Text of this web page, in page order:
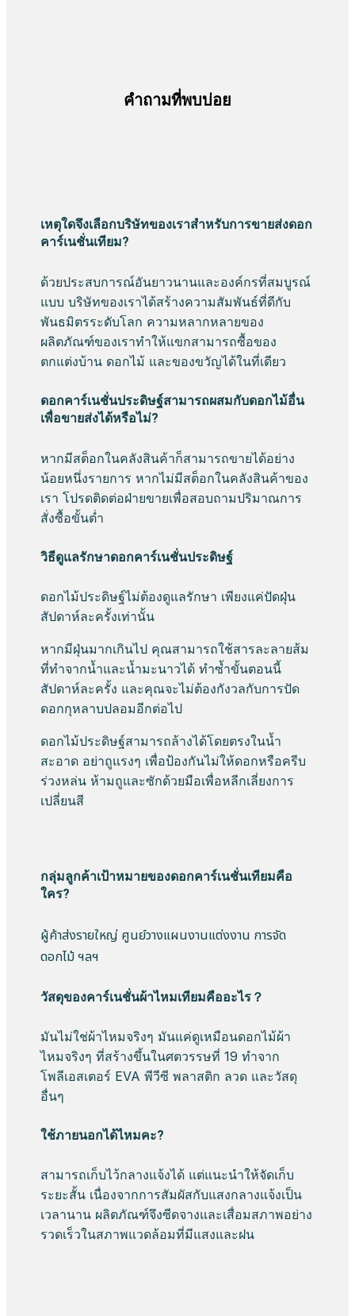
คำถามที่พบบ่อย
เหตุใดจึงเลือกบริษัทของเราสำหรับการขายส่งดอก
คาร์เนชั่นเทียม?
ด้วยประสบการณ์อันยาวนานและองค์กรที่สมบูรณ์
แบบ บริษัทของเราได้สร้างความสัมพันธ์ที่ดีกับ
พันธมิตรระดับโลก ความหลากหลายของ
ผลิตภัณฑ์ของเราทำให้แขกสามารถซื้อของ
ตกแต่งบ้าน ดอกไม้ และของขวัญได้ในที่เดียว
ดอกคาร์เนชั่นประดิษฐ์สามารถผสมกับดอกไม้อื่น
เพื่อขายส่งได้หรือไม่?
หากมีสต็อกในคลังสินค้าก็สามารถขายได้อย่าง
น้อยหนึ่งรายการ หากไม่มีสต็อกในคลังสินค้าของ
เรา โปรดติดต่อฝ่ายขายเพื่อสอบถามปริมาณการ
สั่งซื้อขั้นต่ำ
วิธีดูแลรักษาดอกคาร์เนชั่นประดิษฐ์
ดอกไม้ประดิษฐ์ไม่ต้องดูแลรักษา เพียงแค่ปัดฝุ่น
สัปดาห์ละครั้งเท่านั้น
หากมีฝุ่นมากเกินไป คุณสามารถใช้สารละลายส้ม
ที่ทำจากน้ำและน้ำมะนาวได้ ทำซ้ำขั้นตอนนี้
สัปดาห์ละครั้ง และคุณจะไม่ต้องกังวลกับการปัด
ดอกกุหลาบปลอมอีกต่อไป
ดอกไม้ประดิษฐ์สามารถล้างได้โดยตรงในน้ำ
สะอาด อย่าถูแรงๆ เพื่อป้องกันไม่ให้ดอกหรือครีบ
ร่วงหล่น ห้ามถูและซักด้วยมือเพื่อหลีกเลี่ยงการ
เปลี่ยนสี
กลุ่มลูกค้าเป้าหมายของดอกคาร์เนชั่นเทียมคือ
ใคร?
ผู้ค้าส่งรายใหญ่ ศูนย์วางแผนงานแต่งงาน การจัด
ดอกไม้ ฯลฯ
วัสดุของคาร์เนชั่นผ้าไหมเทียมคืออะไร？
มันไม่ใช่ผ้าไหมจริงๆ มันแค่ดูเหมือนดอกไม้ผ้า
ไหมจริงๆ ที่สร้างขึ้นในศตวรรษที่ 19 ทำจาก
โพลีเอสเตอร์ EVA พีวีซี พลาสติก ลวด และวัสดุ
อื่นๆ
ใช้ภายนอกได้ไหมคะ?
สามารถเก็บไว้กลางแจ้งได้ แต่แนะนำให้จัดเก็บ
ระยะสั้น เนื่องจากการสัมผัสกับแสงกลางแจ้งเป็น
เวลานาน ผลิตภัณฑ์จึงซีดจางและเสื่อมสภาพอย่าง
รวดเร็วในสภาพแวดล้อมที่มีแสงและฝน